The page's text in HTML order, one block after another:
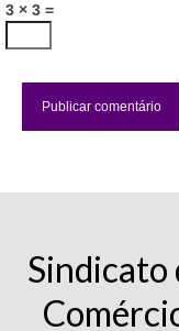
3 × 3 =
Sindicato